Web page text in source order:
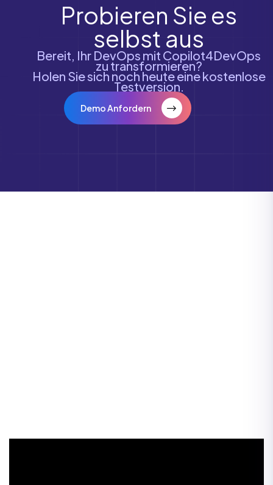
Probieren Sie es
selbst aus
Bereit, Ihr DevOps mit Copilot4DevOps
zu transformieren?
Holen Sie sich noch heute eine kostenlose
Testversion.
Demo Anfordern